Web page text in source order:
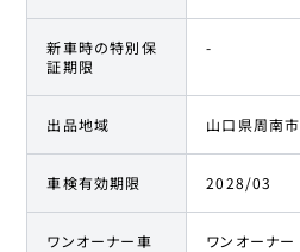
新車時の特別保
証期限
-
出品地域 山口県周南市
車検有効期限 2028/03
ワンオーナー車 ワンオーナー